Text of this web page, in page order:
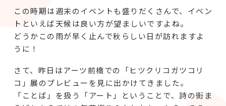
この時期は週末のイベントも盛りだくさんで、イベン
トといえば天候は良い方が望ましいですよね。
どうかこの雨が早く止んで秋らしい日が訪れますよ
うに！
さて、昨日はアーツ前橋での「ヒツクリコガツコリ
コ」展のプレビューを見に出かけてきました。
「ことば」を扱う「アート」ということで、詩の街ま